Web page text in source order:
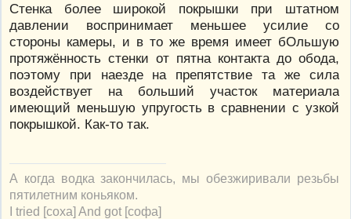
Стенка более широкой покрышки при штатном
давлении воспринимает меньшее усилие со
стороны камеры, и в то же время имеет бОльшую
протяжённость стенки от пятна контакта до обода,
поэтому при наезде на препятствие та же сила
воздействует на больший участок материала
имеющий меньшую упругость в сравнении с узкой
покрышкой. Как-то так.
А когда водка закончилась, мы обезжиривали резьбы
пятилетним коньяком.
I tried [соха] And got [софа]